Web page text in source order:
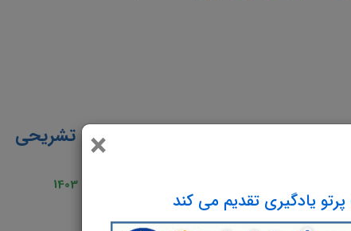
×
یادگیری تقدیم می کند
با پاسخ تشریحی
آزمون استخدام مشاغل آموزگار - دبیر و هنرآموز سال 1403